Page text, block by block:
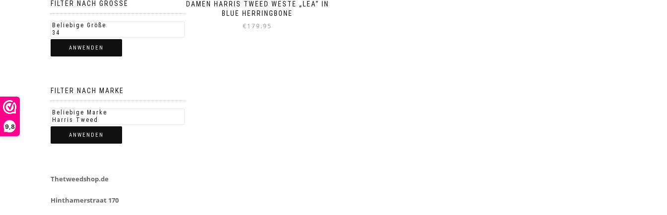
9,8
DAMEN HARRIS TWEED WESTE „LEA“ IN
BLUE HERRINGBONE
€179.95
FILTER NACH GROSSE
ANWENDEN
FILTER NACH MARKE
ANWENDEN
Thetweedshop.de
Hinthamerstraat 170